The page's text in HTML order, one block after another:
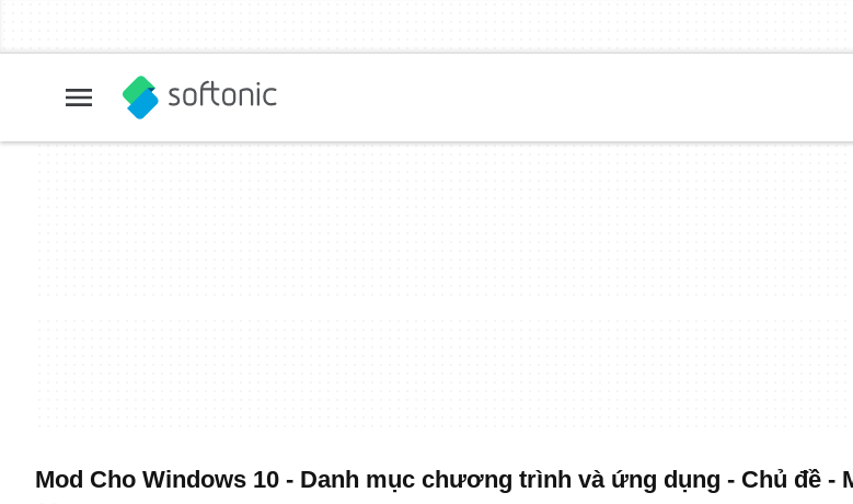
Mod Cho Windows 10 - Danh mục chương trình và ứng dụng - Chủ đề -